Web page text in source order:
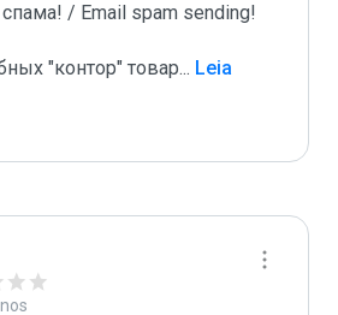
/ Email spam sending!
"контор" товар... Leia